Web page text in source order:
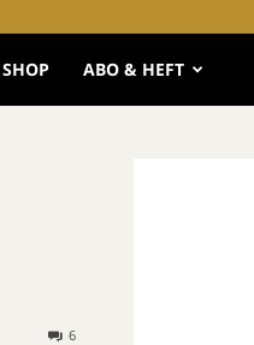
SHOP ABO & HEFT
6